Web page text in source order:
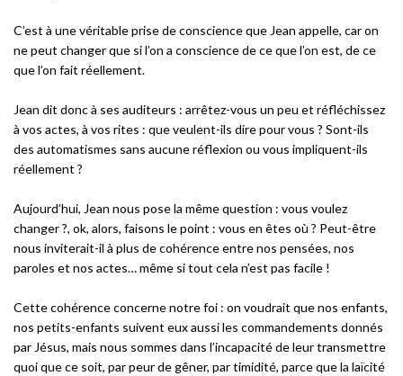
C’est à une véritable prise de conscience que Jean appelle, car on
ne peut changer que si l’on a conscience de ce que l’on est, de ce
que l’on fait réellement.
Jean dit donc à ses auditeurs : arrêtez-vous un peu et réfléchissez
à vos actes, à vos rites : que veulent-ils dire pour vous ? Sont-ils
des automatismes sans aucune réflexion ou vous impliquent-ils
réellement ?
Aujourd’hui, Jean nous pose la même question : vous voulez
changer ?, ok, alors, faisons le point : vous en êtes où ? Peut-être
nous inviterait-il à plus de cohérence entre nos pensées, nos
paroles et nos actes… même si tout cela n’est pas facile !
Cette cohérence concerne notre foi : on voudrait que nos enfants,
nos petits-enfants suivent eux aussi les commandements donnés
par Jésus, mais nous sommes dans l’incapacité de leur transmettre
quoi que ce soit, par peur de gêner, par timidité, parce que la laïcité